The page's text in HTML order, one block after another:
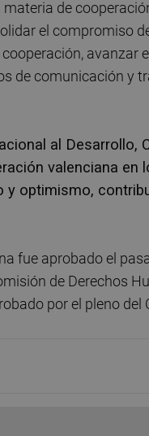
de
el compromiso
avanzar
de comunicación y
al Desarrollo,
valenciana
optimismo,
fue aprobado el
de Derechos
por el pleno del